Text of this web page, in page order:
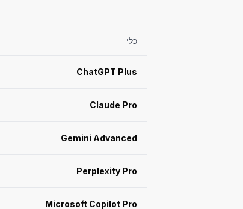
כלי
ChatGPT Plus
Claude Pro
Gemini Advanced
Perplexity Pro
Microsoft Copilot Pro